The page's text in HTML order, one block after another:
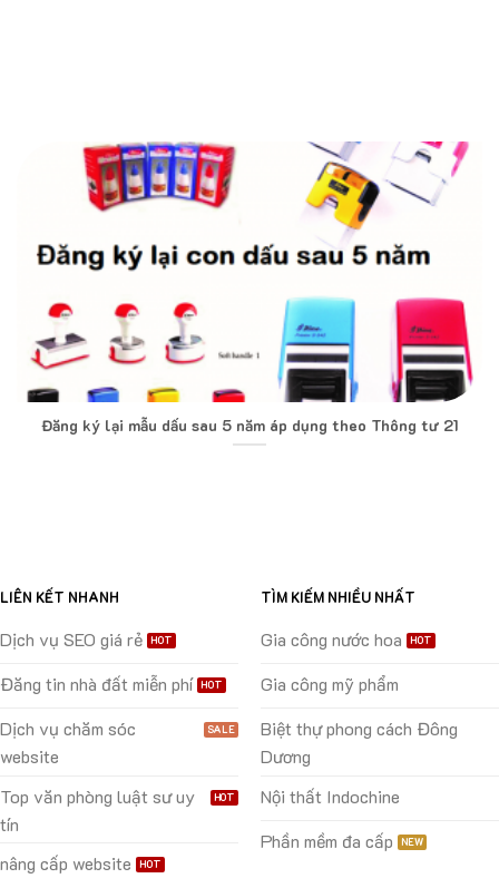
Đăng ký lại mẫu dấu sau 5 năm áp dụng theo Thông tư 21
LIÊN KẾT NHANH
Dịch vụ SEO giá rẻ
Đăng tin nhà đất miễn phí
Dịch vụ chăm sóc
website
Top văn phòng luật sư uy
tín
nâng cấp website
TÌM KIẾM NHIỀU NHẤT
Gia công nước hoa
Gia công mỹ phẩm
Biệt thự phong cách Đông
Dương
Nội thất Indochine
Phần mềm đa cấp